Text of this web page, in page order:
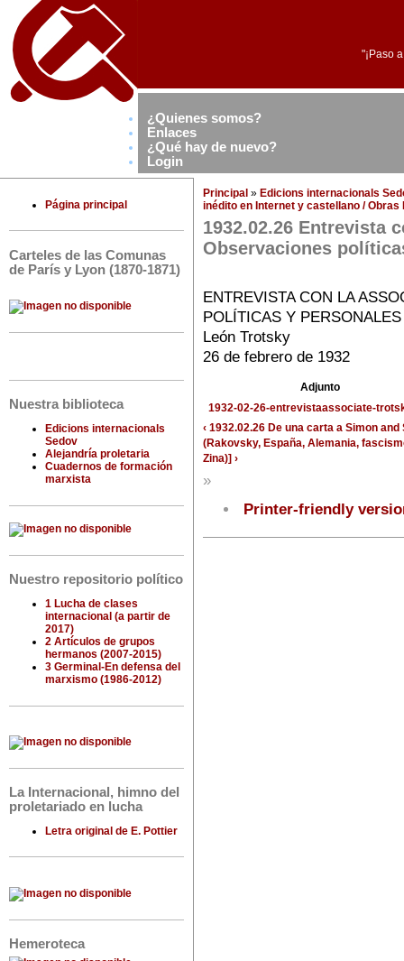
"¡Paso
¿Quienes somos?
Enlaces
¿Qué hay de nuevo?
Login
Página principal
Carteles de las Comunas
de París y Lyon (1870-1871)
Nuestra biblioteca
Edicions internacionals
Sedov
Alejandría proletaria
Cuadernos de formación
marxista
Nuestro repositorio político
1 Lucha de clases
internacional (a partir de
2017)
2 Artículos de grupos
hermanos (2007-2015)
3 Germinal-En defensa del
marxismo (1986-2012)
La Internacional, himno del
proletariado en lucha
Letra original de E. Pottier
Hemeroteca
Principal » Edicions internacionals
inédito en Internet y castellano / Obras
1932.02.26 Entrevista
Observaciones
ENTREVISTA CON LA
POLÍTICAS Y PERSONALES
León Trotsky
26 de febrero de 1932
Adjunto
1932-02-26-entrevistaassociate-
‹ 1932.02.26 De una carta a Simon
(Rakovsky, España, Alemania,
Zina)] ›
»
Printer-friendly